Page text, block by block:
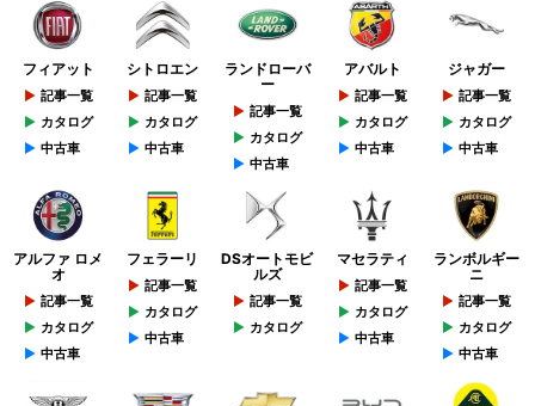
フィアット
記事一覧
カタログ
中古車
シトロエン
記事一覧
カタログ
中古車
ランドローバ
ー
記事一覧
カタログ
中古車
アバルト
記事一覧
カタログ
中古車
ジャガー
記事一覧
カタログ
中古車
アルファ ロメ
オ
記事一覧
カタログ
中古車
フェラーリ
記事一覧
カタログ
中古車
DSオートモビ
ルズ
記事一覧
カタログ
マセラティ
記事一覧
カタログ
中古車
ランボルギー
ニ
記事一覧
カタログ
中古車